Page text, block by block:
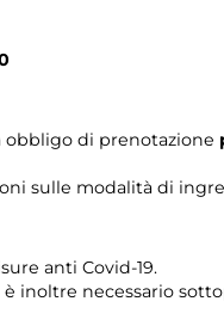
obbligo di prenotazione
sulle modalità di
anti Covid-19.
inoltre necessario